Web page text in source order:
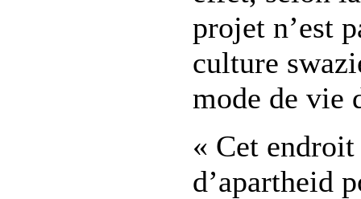
projet n’est
culture
mode de vie
« Cet
d’apartheid